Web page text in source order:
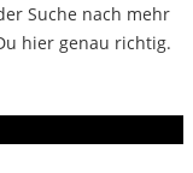
Suche nach mehr
hier genau richtig.